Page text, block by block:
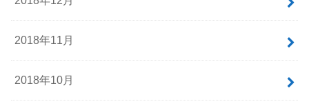
2018年11月
2018年10月